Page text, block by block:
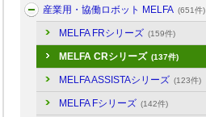
産業用・協働ロボット MELFA (651件)
MELFA FRシリーズ (159件)
MELFA CRシリーズ (137件)
MELFA ASSISTAシリーズ (123件)
MELFA Fシリーズ (142件)